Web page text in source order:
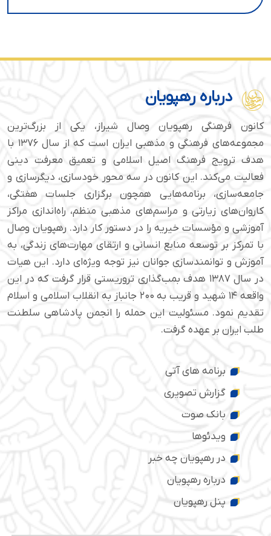
درباره رهپویان
کانون فرهنگی رهپویان وصال شیراز، یکی از بزرگ‌ترین
مجموعه‌های فرهنگی و مذهبی ایران است که از سال ۱۳۷۶ با
هدف ترویج فرهنگ اصیل اسلامی و تعمیق معرفت دینی
فعالیت می‌کند. این کانون در سه محور خودسازی، دیگرسازی و
جامعه‌سازی، برنامه‌هایی همچون برگزاری جلسات هفتگی،
کاروان‌های زیارتی و مراسم‌های مذهبی منظم، راه‌اندازی مراکز
آموزشی و مؤسسات خیریه را در دستور کار دارد. رهپویان وصال
با تمرکز بر توسعه منابع انسانی و ارتقای مهارت‌های زندگی، به
آموزش و توانمندسازی جوانان نیز توجه ویژه‌ای دارد. این هیات
در سال ۱۳۸۷ هدف بمب‌گذاری تروریستی قرار گرفت که در این
واقعه ۱۴ شهید و قریب به ۲۰۰ جانباز به انقلاب اسلامی و اسلام
تقدیم نمود. مسئولیت این حمله را انجمن پادشاهی سلطنت
طلب ایران بر عهده گرفت.
برنامه های آتی
گزارش تصویری
بانک صوت
ویدئوها
در رهپویان چه خبر
درباره رهپویان
پنل رهپویان